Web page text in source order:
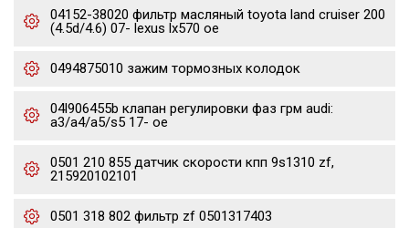
04152-38020 фильтр масляный toyota land cruiser 200
(4.5d/4.6) 07- lexus lx570 oe
0494875010 зажим тормозных колодок
04l906455b клапан регулировки фаз грм audi:
a3/a4/a5/s5 17- oe
0501 210 855 датчик скорости кпп 9s1310 zf,
215920102101
0501 318 802 фильтр zf 0501317403